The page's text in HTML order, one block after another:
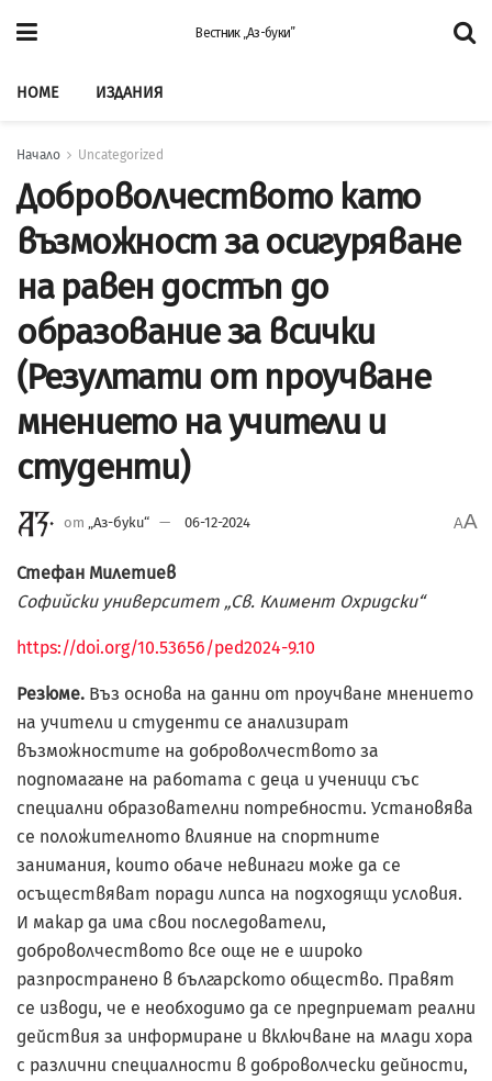
Вестник „Аз-буки”
HOME ИЗДАНИЯ
Начало Uncategorized
Доброволчеството като
възможност за осигуряване
на равен достъп до
образование за всички
(Резултати от проучване
мнението на учители и
студенти)
от „Аз-буки“ 06-12-2024 AA
Стефан Милетиев
Софийски университет „Св. Климент Охридски“
https://doi.org/10.53656/ped2024-9.10
Резюме. Въз основа на данни от проучване мнението
на учители и студенти се анализират
възможностите на доброволчеството за
подпомагане на работата с деца и ученици със
специални образователни потребности. Установява
се положителното влияние на спортните
занимания, които обаче невинаги може да се
осъществяват поради липса на подходящи условия.
И макар да има свои последователи,
доброволчеството все още не е широко
разпространено в българското общество. Правят
се изводи, че е необходимо да се предприемат реални
действия за информиране и включване на млади хора
с различни специалности в доброволчески дейности,